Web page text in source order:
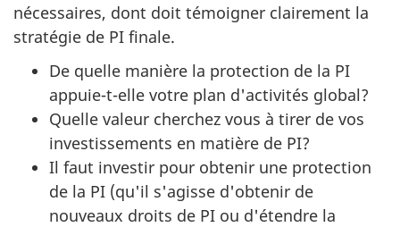
nécessaires, dont doit témoigner clairement la
stratégie de PI finale.
De quelle manière la protection de la PI
appuie-t-elle votre plan d'activités global?
Quelle valeur cherchez vous à tirer de vos
investissements en matière de PI?
Il faut investir pour obtenir une protection
de la PI (qu'il s'agisse d'obtenir de
nouveaux droits de PI ou d'étendre la